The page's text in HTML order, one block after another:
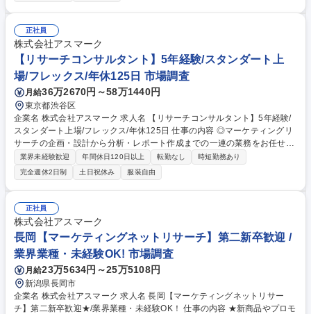
がありますので業界未経験の方も安心です。 【業務の流れ】■アポイント
獲得 ■打ち合わせ ■提案 ■調査実施・フォロー【仕事のポイント】入社後1
ヶ月間の座学研修でマーケティングやリサーチに関する知識をじっくりと
身につけていただきます。3ヵ月程度は目標を持ちませんので、業務スタ
イルの習得に専念できる環境です。 募集職種 渋谷本社【マーケティング
リサーチ営業職】研修充実/インセン有/年休124日
正社員
株式会社アスマーク
【リサーチコンサルタント】5年経験/スタンダート上
場/フレックス/年休125日 市場調査
月給36万2670円～58万1440円
東京都渋谷区
企業名 株式会社アスマーク 求人名 【リサーチコンサルタント】5年経験/
スタンダート上場/フレックス/年休125日 仕事の内容 ◎マーケティングリ
サーチの企画・設計から分析・レポート作成までの一連の業務をお任せ。
東証スタンダード上場で設立以来連続増収安定企業 ■打ち合わせ:営業と一
緒にクライアントの抱える課題をヒアリング。 ■企画書作成:ヒアリングし
た内容をもとに、企画書を作成。実施するリサーチの設計を行います。リ
サーチの実行は実査(じっさ)スタッフが行います ■データ分析、レポート
作成:収集したデータを基に分析を行い、レポートにまとめ、企業に提出し
ます。幅広い業界の案件に携わることができ、企画からレポート作成まで
一貫して担当するため、スキルアップできる環境です。 募集職種 【リサ
ーチコンサルタント】5年経験/スタンダート上場/フレックス/年休125日
業界未経験歓迎 年間休日120日以上 転勤なし
時短勤務あり
完全週休2日制
土日祝休み 服装自由
正社員
株式会社アスマーク
長岡【マーケティングネットリサーチ】第二新卒歓迎 /
業界業種・未経験OK! 市場調査
月給23万5634円～25万5108円
新潟県長岡市
企業名 株式会社アスマーク 求人名 長岡【マーケティングネットリサー
チ】第二新卒歓迎★/業界業種・未経験OK！ 仕事の内容 ★新商品やプロモ